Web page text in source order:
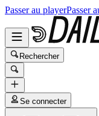
Passer au playerPasser
Rechercher
Se connecter